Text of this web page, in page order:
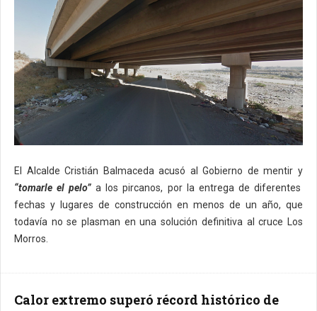
El Alcalde Cristián Balmaceda acusó al Gobierno de mentir y
“tomarle el pelo” a los pircanos, por la entrega de diferentes
fechas y lugares de construcción en menos de un año, que
todavía no se plasman en una solución definitiva al cruce Los
Morros.
Calor extremo superó récord histórico de